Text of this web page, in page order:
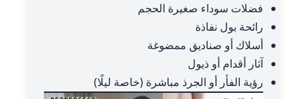
فضلات سوداء صغيرة الحجم
رائحة بول نفاذة
أسلاك أو صناديق ممضوغة
آثار أقدام أو ذيول
رؤية الفأر أو الجرذ مباشرة (خاصة ليلًا)